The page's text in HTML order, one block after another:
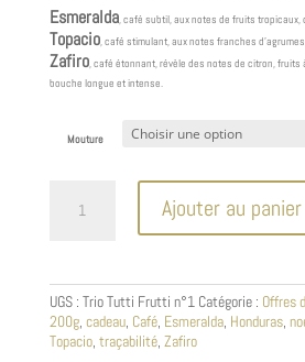
Esmeralda, café subtil, aux notes de fruits
Topacio, café stimulant, aux notes franches
Zafiro, café étonnant, révèle des notes de citron, fruits
bouche longue et intense.
Mouture
n°1
Ajouter au panier
UGS : Trio Tutti Frutti n°1 Catégorie : Offres
200g, cadeau, Café, Esmeralda, Honduras,
Topacio, traçabilité, Zafiro